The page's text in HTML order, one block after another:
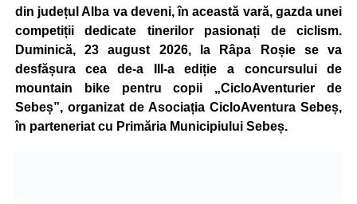
din județul Alba va deveni, în această vară, gazda unei
competiții dedicate tinerilor pasionați de ciclism.
Duminică, 23 august 2026, la Râpa Roșie se va
desfășura cea de-a III-a ediție a concursului de
mountain bike pentru copii „CicloAventurier de
Sebeș”, organizat de Asociația CicloAventura Sebeș,
în parteneriat cu Primăria Municipiului Sebeș.